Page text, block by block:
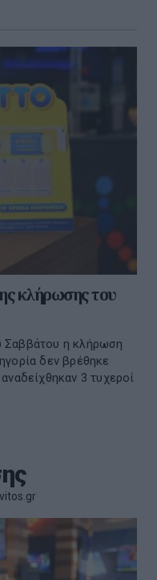
κλήρωσης του
Σαββάτου η κλήρωση
δεν βρέθηκε
3 τυχεροί